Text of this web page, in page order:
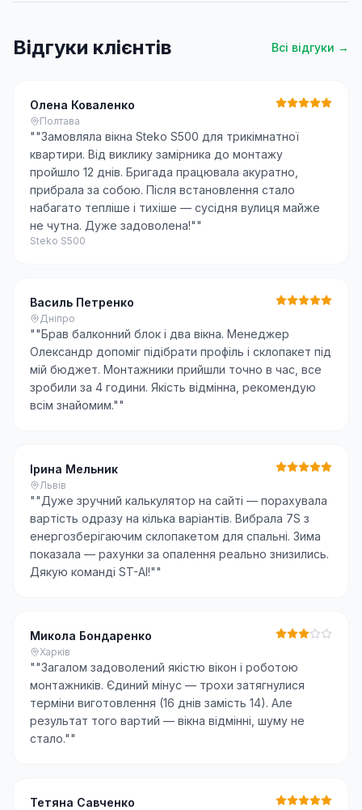
Відгуки клієнтів Всі відгуки →
Олена Коваленко
Полтава
""Замовляла вікна Steko S500 для трикімнатної
квартири. Від виклику замірника до монтажу
пройшло 12 днів. Бригада працювала акуратно,
прибрала за собою. Після встановлення стало
набагато тепліше і тихіше — сусідня вулиця майже
не чутна. Дуже задоволена!""
Steko S500
Василь Петренко
Дніпро
""Брав балконний блок і два вікна. Менеджер
Олександр допоміг підібрати профіль і склопакет під
мій бюджет. Монтажники прийшли точно в час, все
зробили за 4 години. Якість відмінна, рекомендую
всім знайомим.""
Ірина Мельник
Львів
""Дуже зручний калькулятор на сайті — порахувала
вартість одразу на кілька варіантів. Вибрала 7S з
енергозберігаючим склопакетом для спальні. Зима
показала — рахунки за опалення реально знизились.
Дякую команді ST-AI!""
Микола Бондаренко
Харків
""Загалом задоволений якістю вікон і роботою
монтажників. Єдиний мінус — трохи затягнулися
терміни виготовлення (16 днів замість 14). Але
результат того вартий — вікна відмінні, шуму не
стало.""
Тетяна Савченко